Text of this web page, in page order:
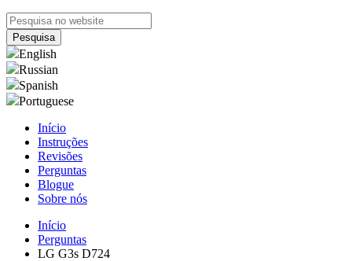
English
Russian
Spanish
Portuguese
Início
Instruções
Revisões
Perguntas
Blogue
Sobre nós
Início
Perguntas
LG G3s D724